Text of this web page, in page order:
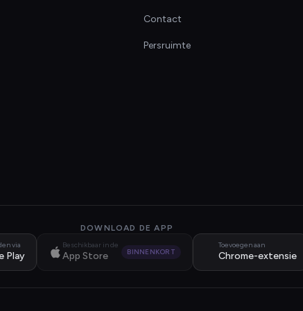
Contact
Persruimte
DOWNLOAD DE APP
via
Play
Beschikbaar in de
App Store BINNENKORT
Toevoegen aan
Chrome-extensie